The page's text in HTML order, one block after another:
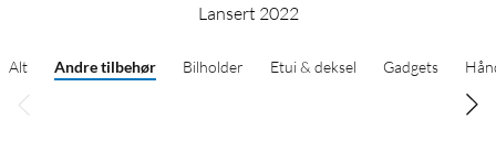
Lansert 2022
Alt Andre tilbehør Bilholder Etui & deksel Gadgets